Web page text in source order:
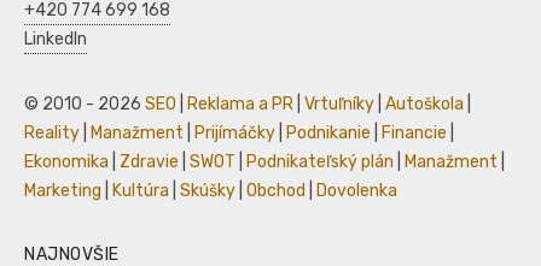
+420 774 699 168
LinkedIn
© 2010 - 2026 SEO Reklama a PR Vrtuľníky Autoškola
Reality
Manažment Prijímáčky Podnikanie Financie
Ekonomika
Zdravie SWOT Podnikateľský plán Manažment
Marketing
Kultúra Skúšky Obchod Dovolenka
NAJNOVŠIE